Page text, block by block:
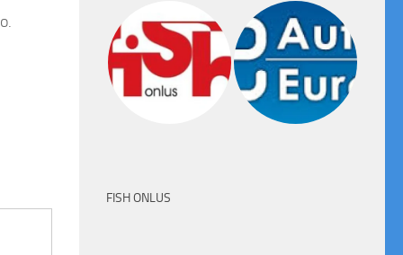
FISH ONLUS